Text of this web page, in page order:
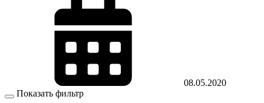
08.05.2020
Показать фильтр